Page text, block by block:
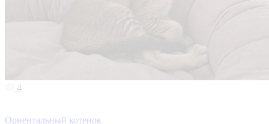
4
Ориентальный котенок